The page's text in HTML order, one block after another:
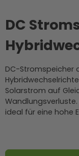
DC
DC-Stromspeicher
Solarstrom auf
ideal für eine hohe